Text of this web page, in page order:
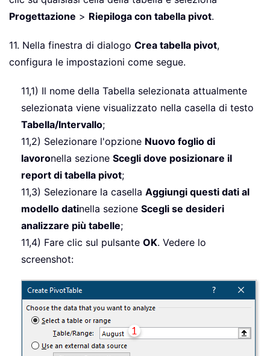
Progettazione > Riepiloga con tabella pivot.
11. Nella finestra di dialogo Crea tabella pivot,
configura le impostazioni come segue.
11,1) Il nome della Tabella selezionata attualmente
selezionata viene visualizzato nella casella di testo
Tabella/Intervallo;
11,2) Selezionare l'opzione Nuovo foglio di
lavoronella sezione Scegli dove posizionare il
report di tabella pivot;
11,3) Selezionare la casella Aggiungi questi dati al
modello datinella sezione Scegli se desideri
analizzare più tabelle;
11,4) Fare clic sul pulsante OK. Vedere lo
screenshot: